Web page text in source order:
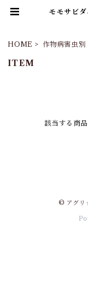
モモサビ
HOME 作物病害虫別
ITEM
該当する商
© アグリ